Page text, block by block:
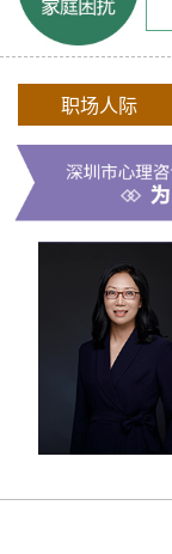
职场人际